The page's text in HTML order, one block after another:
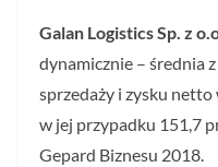
Galan Logistics Sp. z
dynamicznie – średnia
sprzedaży i zysku
w jej przypadku 151,7
Gepard Biznesu 2018.